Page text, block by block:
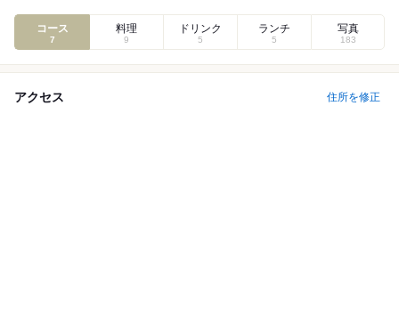
コース
7
料理
9
ドリンク
5
ランチ
5
写真
183
アクセス 住所を修正